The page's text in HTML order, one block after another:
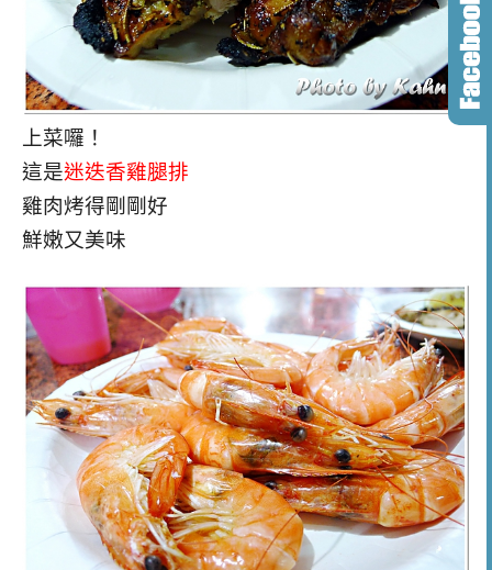
上菜囉！
這是迷迭香雞腿排
雞肉烤得剛剛好
鮮嫩又美味